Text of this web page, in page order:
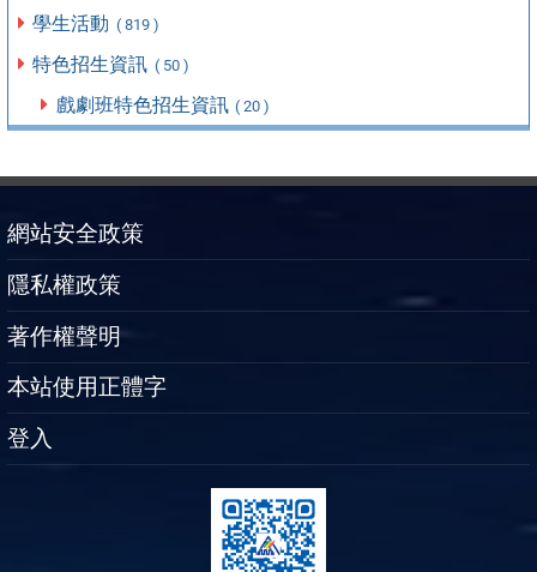
學生活動 ( 819 )
特色招生資訊 ( 50 )
戲劇班特色招生資訊 ( 20 )
網站安全政策
隱私權政策
著作權聲明
本站使用正體字
登入